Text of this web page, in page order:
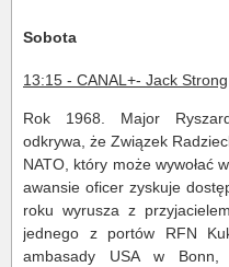
Sobota
13:15 - CANAL+- Jack Strong
Rok 1968. Major
odkrywa, że Związek
NATO, który może wywołać
awansie oficer zyskuje
roku wyrusza z
jednego z portów RFN
ambasady USA w Bonn,